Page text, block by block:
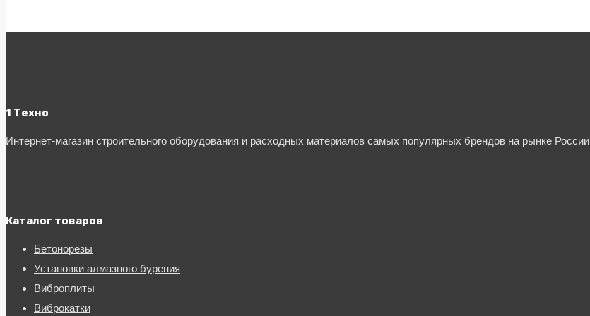
1 Техно
Интернет-магазин строительного оборудования и расходных материалов самых популярных брендов на рынке России
Каталог товаров
Бетонорезы
Установки алмазного бурения
Виброплиты
Виброкатки